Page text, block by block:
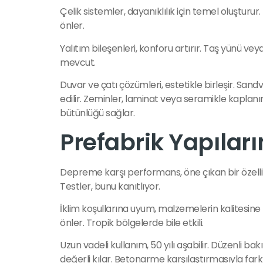
Çelik sistemler, dayanıklılık için temel
önler.
Yalıtım bileşenleri, konforu artırır. Taş yünü
mevcut.
Duvar ve çatı çözümleri, estetikle birleşir.
edilir. Zeminler, laminat veya seramikle
bütünlüğü sağlar.
Prefabrik
Depreme karşı performans, öne çıkan bir
Testler, bunu kanıtlıyor.
İklim koşullarına uyum, malzemelerin
önler. Tropik bölgelerde bile etkili.
Uzun vadeli kullanım, 50 yılı aşabilir. Düzenli
değerli kılar. Betonarme karşılaştırmasıyla